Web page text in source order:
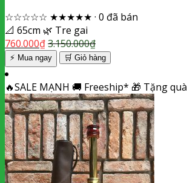
☆☆☆☆☆ ★★★★★ · 0 đã bán
📐 65cm 🌿 Tre gai
760.000₫3.150.000₫
⚡ Mua ngay 🛒 Giỏ hàng
🔥SALE MẠNH 🚚 Freeship* 🎁 Tặng quà